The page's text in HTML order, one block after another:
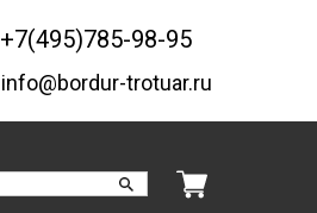
+7(495)785-98-95
info@bordur-trotuar.ru